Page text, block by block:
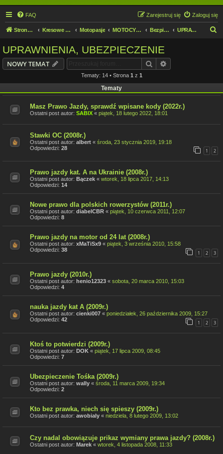
FAQ Zaloguj się
Zarejestruj się
Strona domowa Kresowe forum motocyklowe Motopasje MOTOCYKLIŚCI DZIECIOM. Bezpieczeństwo UPRAWNIENIA, UBEZPIECZENIE
UPRAWNIENIA, UBEZPIECZENIE
NOWY TEMAT Szukaj
Tematy: 14 • Strona 1 z 1
Tematy
Masz Prawo Jazdy, sprawdź wpisane kody (2022r.)
Ostatni post autor: SABIX « piątek, 18 lutego 2022, 18:01
Stawki OC (2008r.)
Ostatni post autor: albert « środa, 23 stycznia 2019, 19:18
Odpowiedzi: 28 1 2
Prawo jazdy kat. A na Ukrainie (2008r.)
Ostatni post autor: Bączek « wtorek, 18 lipca 2017, 14:13
Odpowiedzi: 14
Nowe prawo dla polskich rowerzystów (2011r.)
Ostatni post autor: diabelCBR « piątek, 10 czerwca 2011, 12:07
Odpowiedzi: 8
Prawo jazdy na motor od 24 lat (2008r.)
Ostatni post autor: xMaTiSx9 « piątek, 3 września 2010, 15:58
Odpowiedzi: 38 1 2 3
Prawo jazdy (2010r.)
Ostatni post autor: henio12323 « sobota, 20 marca 2010, 15:03
Odpowiedzi: 4
nauka jazdy kat A (2009r.)
Ostatni post autor: cienki007 « poniedziałek, 26 października 2009, 15:27
Odpowiedzi: 42 1 2 3
Ktoś to potwierdzi (2009r.)
Ostatni post autor: DOK « piątek, 17 lipca 2009, 08:45
Odpowiedzi: 7
Ubezpieczenie Tośka (2009r.)
Ostatni post autor: wally « środa, 11 marca 2009, 19:34
Odpowiedzi: 2
Kto bez prawka, niech się spieszy (2009r.)
Ostatni post autor: awobialy « niedziela, 8 lutego 2009, 13:02
Czy nadal obowiązuje prikaz wymiany prawa jazdy? (2008r.)
Ostatni post autor: Marek « wtorek, 4 listopada 2008, 11:33